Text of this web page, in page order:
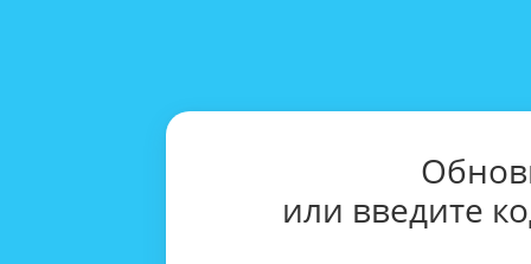
или введите